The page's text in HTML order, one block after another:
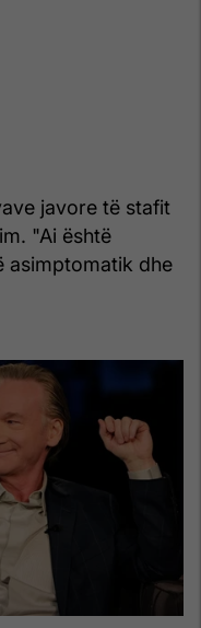
javore të stafit
"Ai është
asimptomatik dhe